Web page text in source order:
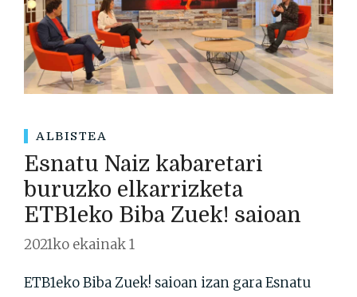
ALBISTEA
Esnatu Naiz kabaretari
buruzko elkarrizketa
ETB1eko Biba Zuek! saioan
2021ko ekainak 1
ETB1eko Biba Zuek! saioan izan gara Esnatu